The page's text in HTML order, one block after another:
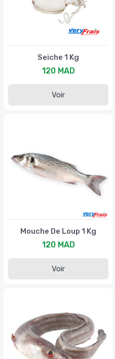
Seiche 1 Kg
120 MAD
Voir
Mouche De Loup 1 Kg
120 MAD
Voir